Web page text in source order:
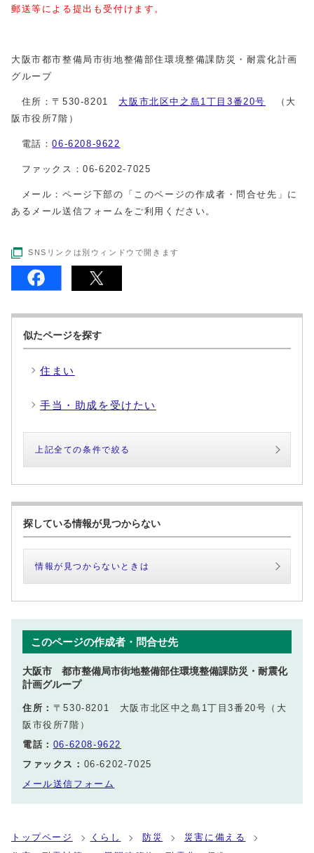
郵送等による提出も受付けます。
大阪市都市整備局市街地整備部住環境整備課防災・耐震化計画
グループ
住所：〒530-8201 大阪市北区中之島1丁目3番20号
（大
阪市役所7階）
電話：06-6208-9622
ファックス：06-6202-7025
メール：ページ下部の「このページの作成者・問合せ先」に
あるメール送信フォームをご利用ください。
SNSリンクは別ウィンドウで開きます
似たページを探す
住まい
手当・助成を受けたい
上記全ての条件で絞る
探している情報が見つからない
情報が見つからないときは
このページの作成者・問合せ先
大阪市 都市整備局市街地整備部住環境整備課防災・耐震化
計画グループ
住所： 〒530-8201 大阪市北区中之島1丁目3番20号（大
阪市役所7階）
電話： 06-6208-9622
ファックス： 06-6202-7025
メール送信フォーム
トップページ くらし 防災
災害に備える